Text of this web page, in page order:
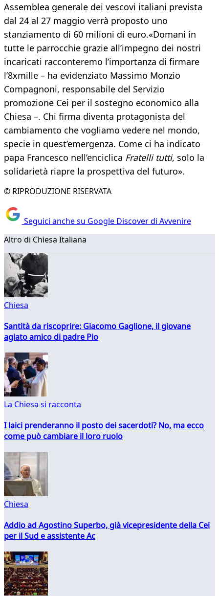
Assemblea generale dei vescovi italiani prevista
dal 24 al 27 maggio verrà proposto uno
stanziamento di 60 milioni di euro.«Domani in
tutte le parrocchie grazie all’impegno dei nostri
incaricati racconteremo l’importanza di firmare
l’8xmille – ha evidenziato Massimo Monzio
Compagnoni, responsabile del Servizio
promozione Cei per il sostegno economico alla
Chiesa –. Chi firma diventa protagonista del
cambiamento che vogliamo vedere nel mondo,
specie in quest’emergenza. Come ci ha indicato
papa Francesco nell’enciclica Fratelli tutti, solo la
solidarietà riapre la prospettiva del futuro».
© RIPRODUZIONE RISERVATA
Seguici anche su Google Discover di Avvenire
Altro di Chiesa Italiana
Chiesa
Santità da riscoprire: Giacomo Gaglione, il giovane
agiato amico di padre Pio
La Chiesa si racconta
I laici prenderanno il posto dei sacerdoti? No, ma ecco
come può cambiare il loro ruolo
Chiesa
Addio ad Agostino Superbo, già vicepresidente della Cei
per il Sud e assistente Ac